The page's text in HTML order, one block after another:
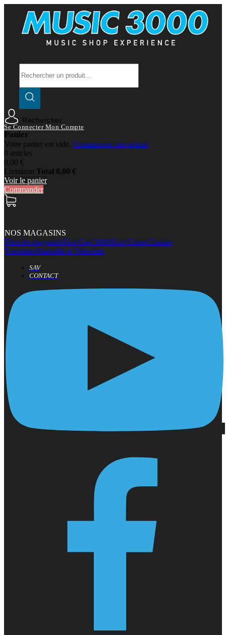
Rechercher
Se Connecter Mon Compte
Panier
Votre panier est vide. Commencer mes achats
0 articles
0,00 €
Livraison Total 0,00 €
Voir le panier
Commander
NOS MAGASINS
Tous les magasinsNice Cap 3000Nice CentreCannes
TourradesMarseille la Valentine
SAV
CONTACT